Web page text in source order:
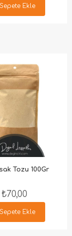
Ekle
Tozu 100Gr
₺70,00
Ekle